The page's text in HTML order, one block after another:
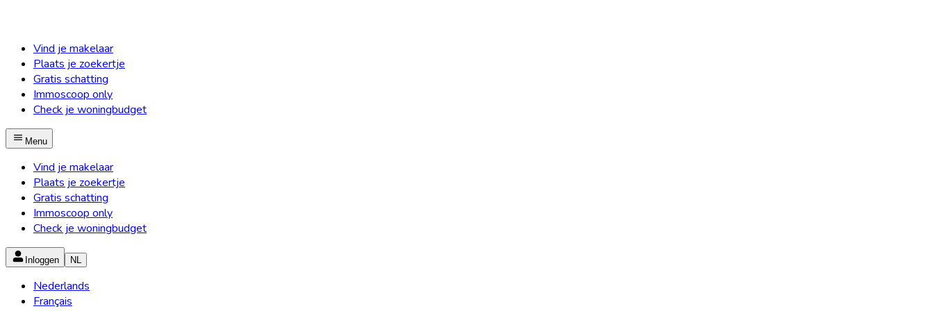
Vind je makelaar
Plaats je zoekertje
Gratis schatting
Immoscoop only
Check je woningbudget
Menu
Vind je makelaar
Plaats je zoekertje
Gratis schatting
Immoscoop only
Check je woningbudget
Inloggen NL
Nederlands
Français